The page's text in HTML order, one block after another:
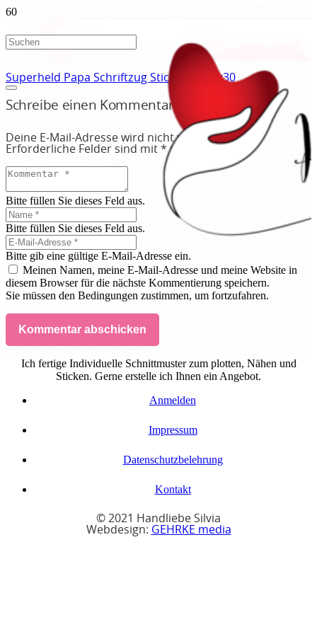
Superheld Papa Schriftzug Stickdatei 20x30
Schreibe einen Kommentar
Deine E-Mail-Adresse wird nicht veröffentlicht.
Erforderliche Felder sind mit *markiert
Bitte füllen Sie dieses Feld aus.
Bitte füllen Sie dieses Feld aus.
Bitte gib eine gültige E-Mail-Adresse ein.
Meinen Namen, meine E-Mail-Adresse und meine Website in
diesem Browser für die nächste Kommentierung speichern.
Sie müssen den Bedingungen zustimmen, um fortzufahren.
Kommentar abschicken
Ich fertige Individuelle Schnittmuster zum plotten, Nähen und
Sticken. Gerne erstelle ich Ihnen ein Angebot.
Anmelden
Impressum
Datenschutzbelehrung
Kontakt
© 2021 Handliebe Silvia
Webdesign: GEHRKE media